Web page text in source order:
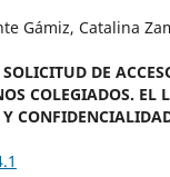
Gámiz, Catalina
DE
COLEGIADOS. EL